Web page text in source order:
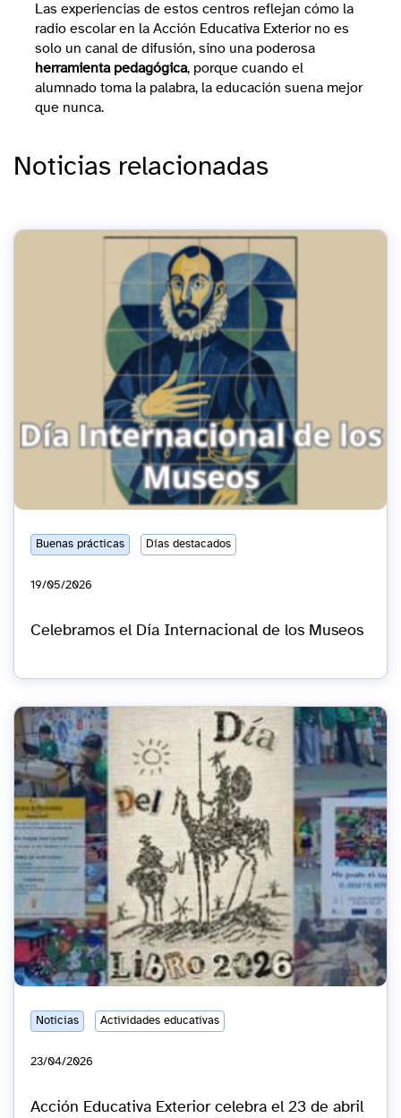
Las experiencias de estos centros reflejan cómo la
radio escolar en la Acción Educativa Exterior no es
solo un canal de difusión, sino una poderosa
herramienta pedagógica, porque cuando el
alumnado toma la palabra, la educación suena mejor
que nunca.
Noticias relacionadas
19/05/2026
Buenas prácticas Días destacados
Celebramos el Día Internacional de los Museos
23/04/2026
Noticias Actividades educativas
Acción Educativa Exterior celebra el 23 de abril